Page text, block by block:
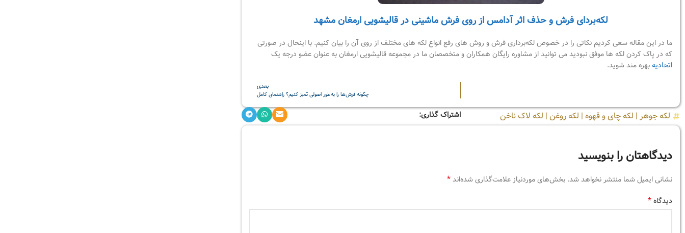
لکه‌بردای فرش و حذف اثر آدامس از روی فرش ماشینی در قالیشویی ارمغان مشهد
ما در این مقاله سعی کردیم نکاتی را در خصوص لکه‌برداری فرش و روش های رفع انواع لکه های مختلف از روی آن را بیان کنیم. با اینحال در صورتی
که در پاک کردن لکه ها موفق نبودید می توانید از مشاوره رایگان همکاران و متخصصان ما در مجموعه قالیشویی ارمغان به عنوان عضو درجه یک
اتحادیهبهره مند شوید.
بعدی
چگونه فرش‌ها را به‌طور اصولی تمیز کنیم؟ راهنمای کامل
لکه جوهر | لکه چای و قهوه | لکه روغن | لکه لاک ناخن اشتراک گذاری:
دیدگاهتان را بنویسید
نشانی ایمیل شما منتشر نخواهد شد. بخش‌های موردنیاز علامت‌گذاری شده‌اند*
دیدگاه*